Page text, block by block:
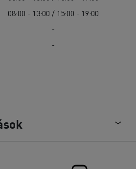
08:00 - 13:00 / 15:00 - 19:00
-
-